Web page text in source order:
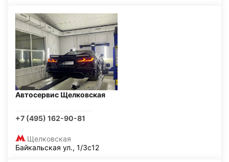
Автосервис Щелковская
+7 (495) 162-90-81
Щелковская
Байкальская ул., 1/3с12